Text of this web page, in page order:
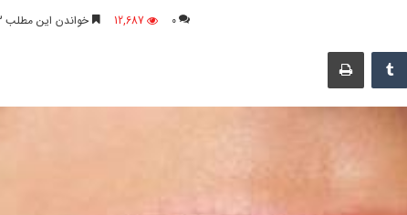
0
12,687 خواندن این مطلب 3 دقیقه زمان میبرد
‫تامبلر چاپ